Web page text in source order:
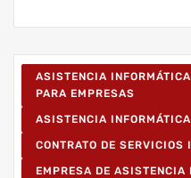
ASISTENCIA
PARA EMPRESAS
ASISTENCIA
CONTRATO DE SERVICIOS
EMPRESA DE